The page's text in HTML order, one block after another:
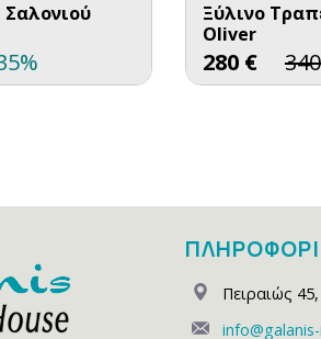
Ξύλινο
Oliver
280 €
Πειραιώς 45,